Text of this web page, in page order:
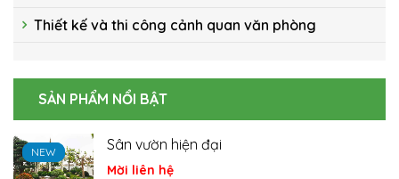
Thiết kế và thi công cảnh quan văn phòng
SẢN PHẨM NỔI BẬT
NEW Sân vườn hiện đại
Mời liên hệ
NEW
NEW